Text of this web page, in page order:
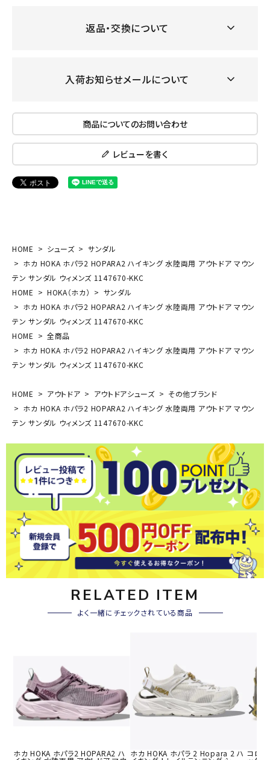
返品・交換について
入荷お知らせメールについて
商品についてのお問い合わせ
レビューを書く
HOME シューズ
サンダル
ホカ HOKA ホパラ2 HOPARA2 ハイキング 水陸両用 アウトドア マウン
テン サンダル ウィメンズ 1147670-KKC
HOME
HOKA（ホカ）
サンダル
ホカ HOKA ホパラ2 HOPARA2 ハイキング 水陸両用 アウトドア マウン
テン サンダル ウィメンズ 1147670-KKC
HOME
全商品
ホカ HOKA ホパラ2 HOPARA2 ハイキング 水陸両用 アウトドア マウン
テン サンダル ウィメンズ 1147670-KKC
HOME アウトドア アウトドアシューズ
その他ブランド
ホカ HOKA ホパラ2 HOPARA2 ハイキング 水陸両用 アウトドア マウン
テン サンダル ウィメンズ 1147670-KKC
RELATED ITEM
よく一緒にチェックされている商品
ホカ HOKA ホパラ2 HOPARA2 ハ ホカ HOKA ホパラ 2 Hopara 2 ハ コロ